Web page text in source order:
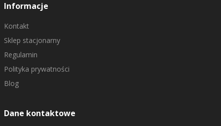
Informacje
Kontakt
Sklep stacjonarny
Regulamin
Polityka prywatności
Blog
Dane kontaktowe